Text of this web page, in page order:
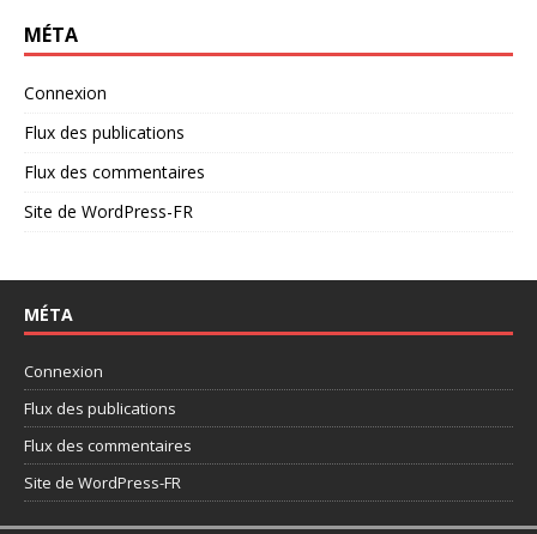
MÉTA
Connexion
Flux des publications
Flux des commentaires
Site de WordPress-FR
MÉTA
Connexion
Flux des publications
Flux des commentaires
Site de WordPress-FR